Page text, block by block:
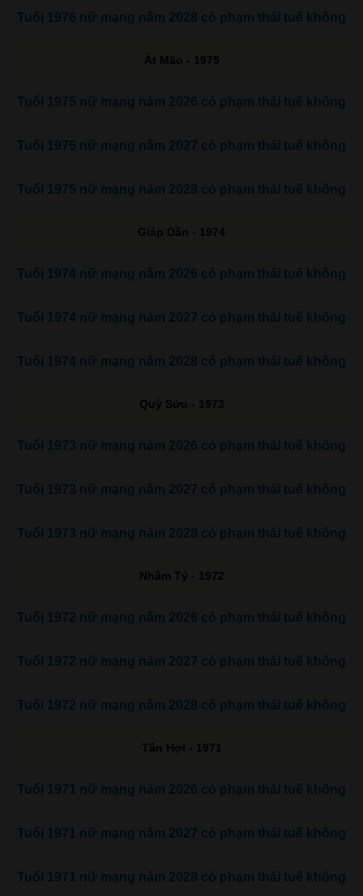
Tuổi 1976 nữ mạng năm 2028 có phạm thái tuế không
Ất Mão - 1975
Tuổi 1975 nữ mạng năm 2026 có phạm thái tuế không
Tuổi 1975 nữ mạng năm 2027 có phạm thái tuế không
Tuổi 1975 nữ mạng năm 2028 có phạm thái tuế không
Giáp Dần - 1974
Tuổi 1974 nữ mạng năm 2026 có phạm thái tuế không
Tuổi 1974 nữ mạng năm 2027 có phạm thái tuế không
Tuổi 1974 nữ mạng năm 2028 có phạm thái tuế không
Quý Sửu - 1973
Tuổi 1973 nữ mạng năm 2026 có phạm thái tuế không
Tuổi 1973 nữ mạng năm 2027 có phạm thái tuế không
Tuổi 1973 nữ mạng năm 2028 có phạm thái tuế không
Nhâm Tý - 1972
Tuổi 1972 nữ mạng năm 2026 có phạm thái tuế không
Tuổi 1972 nữ mạng năm 2027 có phạm thái tuế không
Tuổi 1972 nữ mạng năm 2028 có phạm thái tuế không
Tân Hợi - 1971
Tuổi 1971 nữ mạng năm 2026 có phạm thái tuế không
Tuổi 1971 nữ mạng năm 2027 có phạm thái tuế không
Tuổi 1971 nữ mạng năm 2028 có phạm thái tuế không